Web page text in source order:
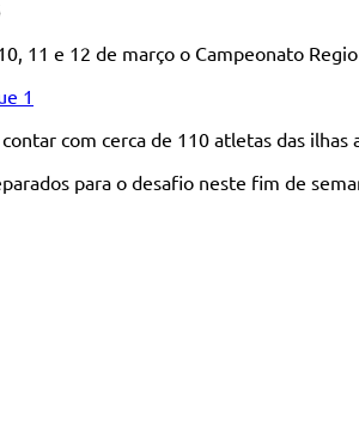
11 e 12 de março o Campeonato
com cerca de 110 atletas das
para o desafio neste fim de